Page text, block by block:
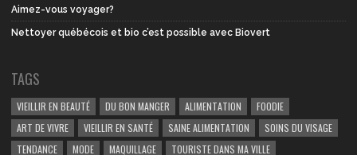
Aimez-vous voyager?
Nettoyer québécois et bio c’est possible avec Biovert
TAGS
VIEILLIR EN BEAUTÉ DU BON MANGER ALIMENTATION
FOODIE
ART DE VIVRE
VIEILLIR EN SANTÉ SAINE ALIMENTATION
SOINS DU VISAGE
TENDANCE
MODE MAQUILLAGE TOURISTE DANS MA VILLE